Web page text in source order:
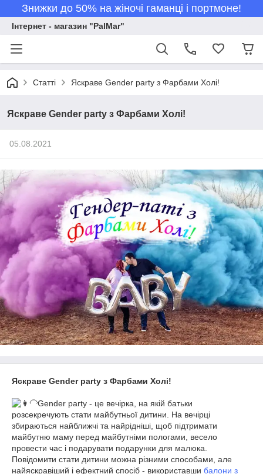
Знижки до 50% на жіночі гаманці і портмоне!
Інтернет - магазин "PalMar"
Статті Яскраве Gender party з Фарбами Холі!
Яскраве Gender party з Фарбами Холі!
05.08.2021
Яскраве Gender party з Фарбами Холі!
Gender party - це вечірка, на якій батьки
розсекречують стати майбутньої дитини. На вечірці
збираються найближчі та найрідніші, щоб підтримати
майбутню маму перед майбутніми пологами, весело
провести час і подарувати подарунки для малюка.
Повідомити стати дитини можна різними способами, але
найяскравіший і ефектний спосіб - використавши балони з